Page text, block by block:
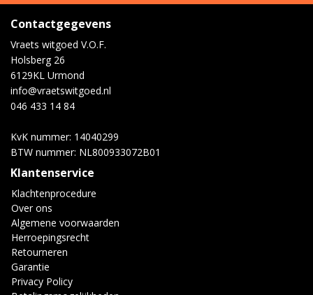
Contactgegevens
Vraets witgoed V.O.F.
Holsberg 26
6129KL Urmond
info@vraetswitgoed.nl
046 433 14 84
KvK nummer: 14040299
BTW nummer: NL800933072B01
Klantenservice
Klachtenprocedure
Over ons
Algemene voorwaarden
Herroepingsrecht
Retourneren
Garantie
Privacy Policy